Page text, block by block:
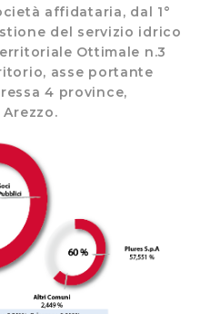
affidataria, dal 1°
del servizio idrico
Ottimale n.3
asse portante
4 province,